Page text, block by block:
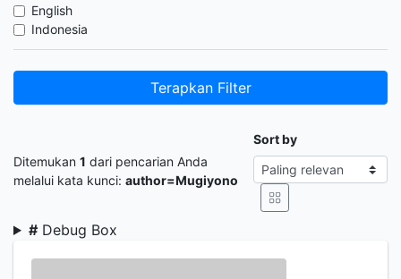
English
Indonesia
Terapkan Filter
Ditemukan 1 dari pencarian Anda
melalui kata kunci: author=Mugiyono
Sort by
# Debug Box